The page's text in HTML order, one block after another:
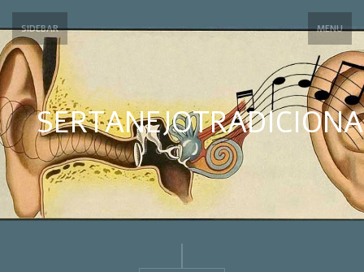
SIDEBAR MENU